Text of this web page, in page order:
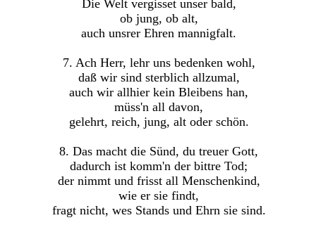
Die Welt vergisset unser bald,
ob jung, ob alt,
auch unsrer Ehren mannigfalt.
7. Ach Herr, lehr uns bedenken wohl,
daß wir sind sterblich allzumal,
auch wir allhier kein Bleibens han,
müss'n all davon,
gelehrt, reich, jung, alt oder schön.
8. Das macht die Sünd, du treuer Gott,
dadurch ist komm'n der bittre Tod;
der nimmt und frisst all Menschenkind,
wie er sie findt,
fragt nicht, wes Stands und Ehrn sie sind.